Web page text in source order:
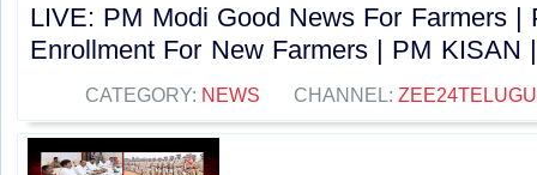
LIVE: PM Modi Good News For Farmers |
Enrollment For New Farmers | PM KISAN
CATEGORY: NEWS CHANNEL: